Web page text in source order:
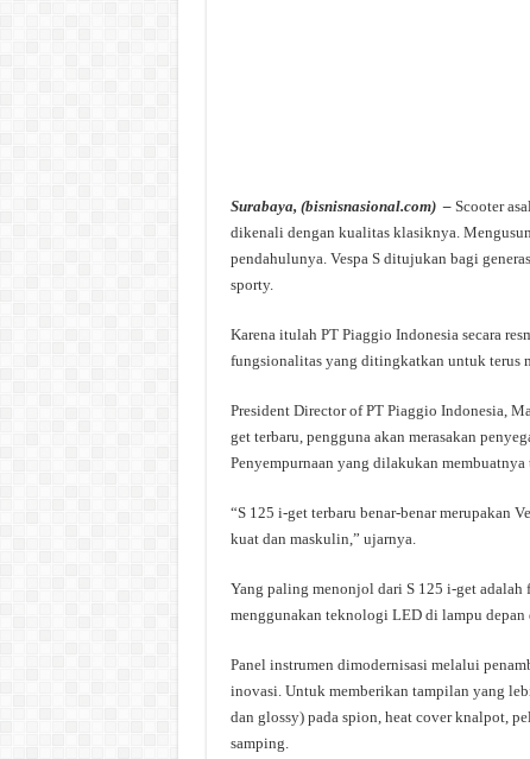
Surabaya, (bisnisnasional.com) – Scooter
dikenali dengan kualitas klasiknya.
pendahulunya. Vespa S ditujukan bagi
sporty.
Karena itulah PT Piaggio Indonesia secara
fungsionalitas yang ditingkatkan untuk terus
President Director of PT Piaggio Indonesia,
get terbaru, pengguna akan merasakan
Penyempurnaan yang dilakukan
“S 125 i-get terbaru benar-benar merupakan
kuat dan maskulin,” ujarnya.
Yang paling menonjol dari S 125 i-get adalah
menggunakan teknologi LED di lampu
Panel instrumen dimodernisasi melalui
inovasi. Untuk memberikan tampilan yang
dan glossy) pada spion, heat cover knalpot,
samping.